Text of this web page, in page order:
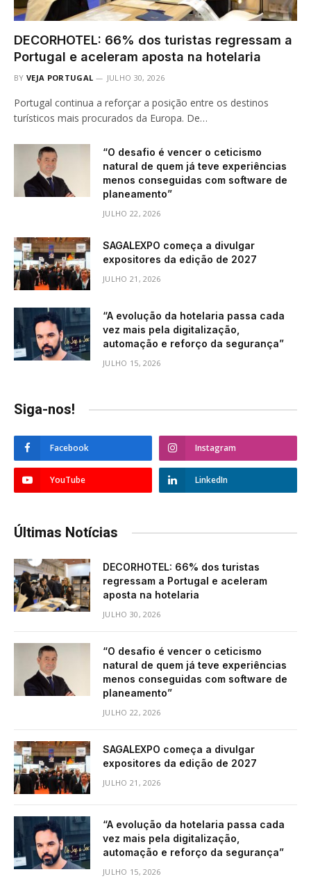
DECORHOTEL: 66% dos turistas regressam a
Portugal e aceleram aposta na hotelaria
BY VEJA PORTUGAL JULHO 30, 2026
Portugal continua a reforçar a posição entre os destinos
turísticos mais procurados da Europa. De…
“O desafio é vencer o ceticismo
natural de quem já teve experiências
menos conseguidas com software de
planeamento”
JULHO 22, 2026
SAGALEXPO começa a divulgar
expositores da edição de 2027
JULHO 21, 2026
“A evolução da hotelaria passa cada
vez mais pela digitalização,
automação e reforço da segurança”
JULHO 15, 2026
Siga-nos!
Facebook Instagram
YouTube LinkedIn
Últimas Notícias
DECORHOTEL: 66% dos turistas
regressam a Portugal e aceleram
aposta na hotelaria
JULHO 30, 2026
“O desafio é vencer o ceticismo
natural de quem já teve experiências
menos conseguidas com software de
planeamento”
JULHO 22, 2026
SAGALEXPO começa a divulgar
expositores da edição de 2027
JULHO 21, 2026
“A evolução da hotelaria passa cada
vez mais pela digitalização,
automação e reforço da segurança”
JULHO 15, 2026